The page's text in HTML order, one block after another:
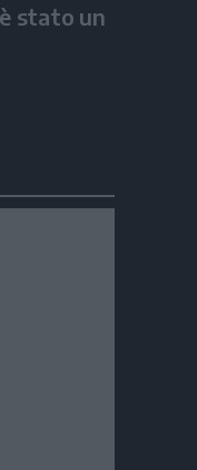
stato un